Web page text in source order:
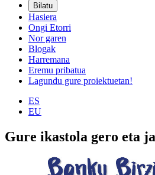
Bilatu
Hasiera
Ongi Etorri
Nor garen
Blogak
Harremana
Eremu pribatua
Lagundu gure proiektuetan!
ES
EU
Gure ikastola gero eta